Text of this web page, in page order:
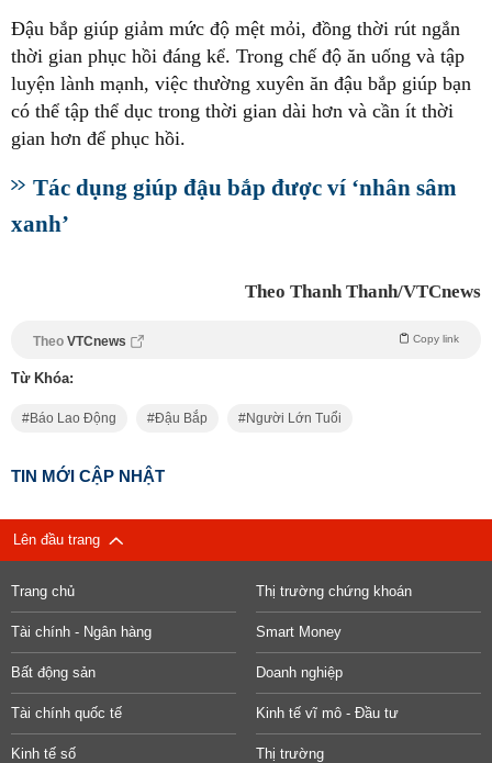
Đậu bắp giúp giảm mức độ mệt mỏi, đồng thời rút ngắn
thời gian phục hồi đáng kể. Trong chế độ ăn uống và tập
luyện lành mạnh, việc thường xuyên ăn đậu bắp giúp bạn
có thể tập thể dục trong thời gian dài hơn và cần ít thời
gian hơn để phục hồi.
Tác dụng giúp đậu bắp được ví ‘nhân sâm
xanh’
Theo Thanh Thanh/VTCnews
Theo VTCnews Copy link
Từ Khóa:
Báo Lao Động Đậu Bắp Người Lớn Tuổi
TIN MỚI CẬP NHẬT
Lên đầu trang
Trang chủ Thị trường chứng khoán
Tài chính - Ngân hàng Smart Money
Bất động sản Doanh nghiệp
Tài chính quốc tế Kinh tế vĩ mô - Đầu tư
Kinh tế số Thị trường